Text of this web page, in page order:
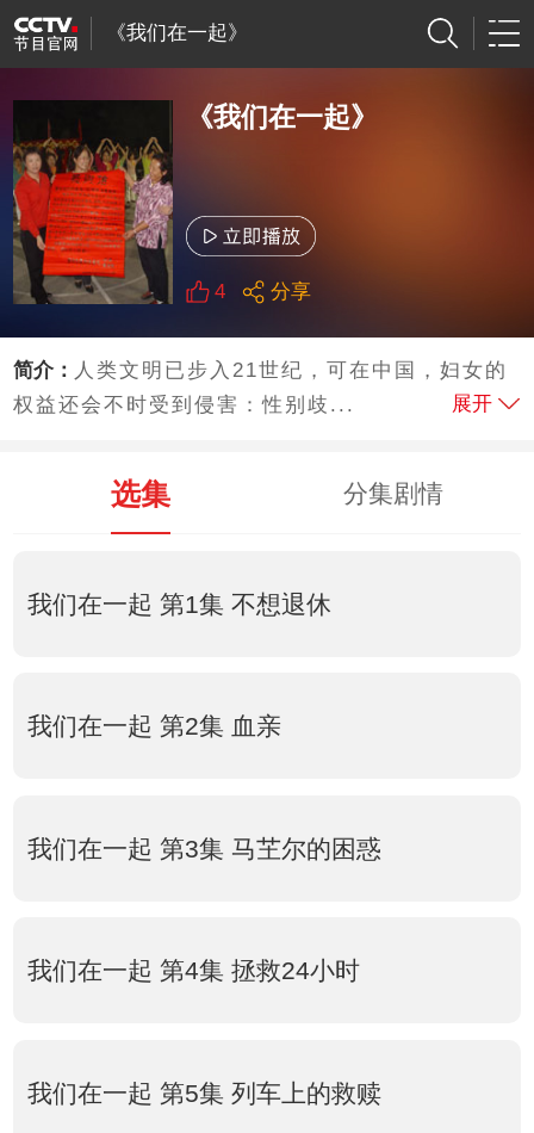
《我们在一起》
《我们在一起》
4 分享
简介： 人类文明已步入21世纪，可在中国，妇女的
权益还会不时受到侵害：性别歧...
展开
选集 分集剧情
我们在一起 第1集 不想退休
我们在一起 第2集 血亲
我们在一起 第3集 马芏尔的困惑
我们在一起 第4集 拯救24小时
我们在一起 第5集 列车上的救赎